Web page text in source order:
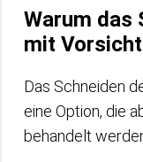
Warum das
mit
Das Schneiden
eine Option, die
behandelt